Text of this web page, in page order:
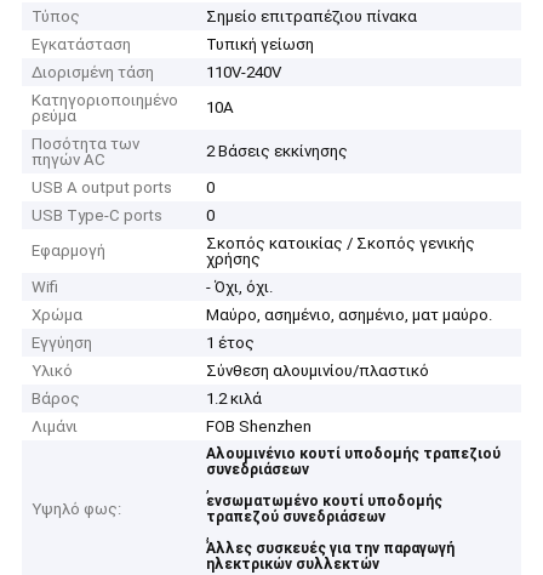
Τύπος
Σημείο επιτραπέζιου πίνακα
Εγκατάσταση
Τυπική γείωση
Διορισμένη τάση
110V-240V
Κατηγοριοποιημένο
ρεύμα
10Α
Ποσότητα των
πηγών AC
2 Βάσεις εκκίνησης
USB A output ports
0
USB Type-C ports
0
Εφαρμογή
Σκοπός κατοικίας / Σκοπός γενικής
χρήσης
Wifi
- Όχι, όχι.
Χρώμα
Μαύρο, ασημένιο, ασημένιο, ματ μαύρο.
Εγγύηση
1 έτος
Υλικό
Σύνθεση αλουμινίου/πλαστικό
Βάρος
1.2 κιλά
Λιμάνι
FOB Shenzhen
Υψηλό φως:
Αλουμινένιο κουτί υποδομής τραπεζιού
συνεδριάσεων
,
ενσωματωμένο κουτί υποδομής
τραπεζού συνεδριάσεων
,
Άλλες συσκευές για την παραγωγή
ηλεκτρικών συλλεκτών